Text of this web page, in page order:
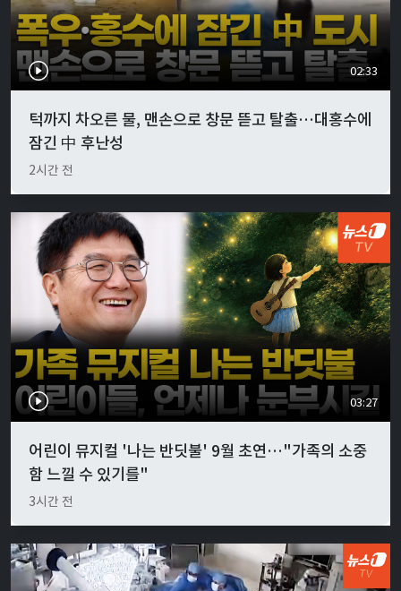
02:33
턱까지 차오른 물, 맨손으로 창문 뜯고 탈출…대홍수에
잠긴 中 후난성
2시간 전
03:27
어린이 뮤지컬 '나는 반딧불' 9월 초연…"가족의 소중
함 느낄 수 있기를"
3시간 전